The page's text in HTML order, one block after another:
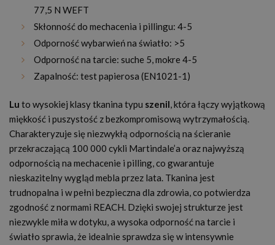
77,5 N WEFT
Skłonność do mechacenia i pillingu: 4-5
Odporność wybarwień na światło: >5
Odporność na tarcie: suche 5, mokre 4-5
Zapalność: test papierosa (EN1021-1)
Lu to wysokiej klasy tkanina typu szenil, która łączy wyjątkową
miękkość i puszystość z bezkompromisową wytrzymałością.
Charakteryzuje się niezwykłą odpornością na ścieranie
przekraczającą 100 000 cykli Martindale’a oraz najwyższą
odpornością na mechacenie i pilling, co gwarantuje
nieskazitelny wygląd mebla przez lata. Tkanina jest
trudnopalna i w pełni bezpieczna dla zdrowia, co potwierdza
zgodność z normami REACH. Dzięki swojej strukturze jest
niezwykle miła w dotyku, a wysoka odporność na tarcie i
światło sprawia, że idealnie sprawdza się w intensywnie